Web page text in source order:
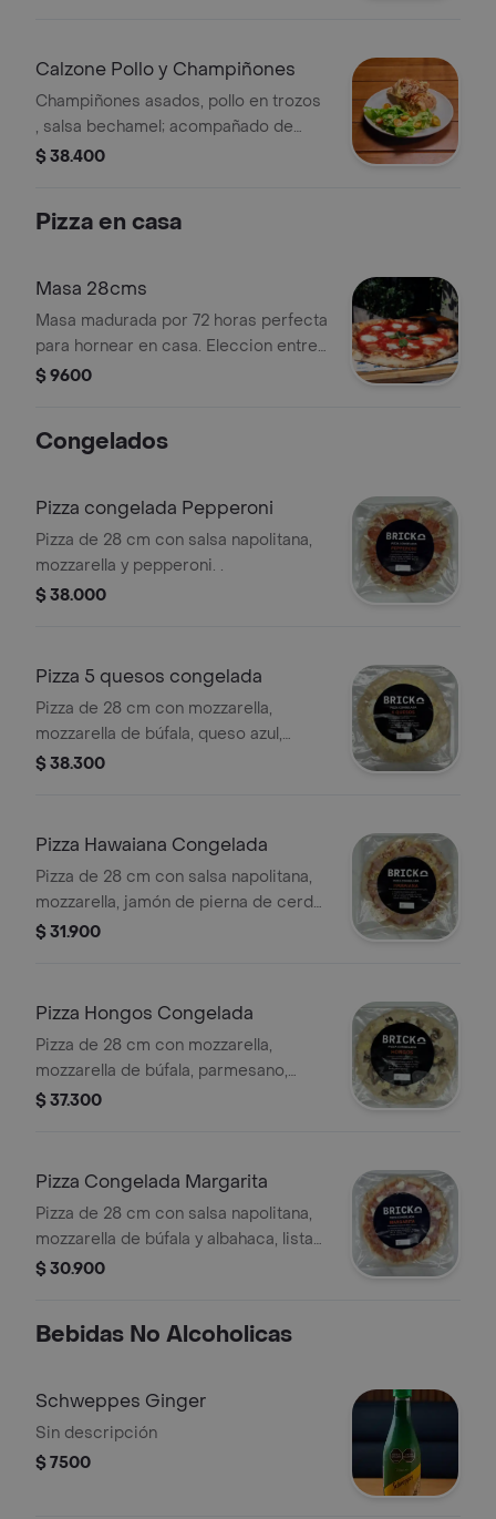
Calzone Pollo y Champiñones
Champiñones asados, pollo en trozos
, salsa bechamel; acompañado de
salsa napolitana y ensalada de la casa
$ 38.400
Pizza en casa
Masa 28cms
Masa madurada por 72 horas perfecta
para hornear en casa. Eleccion entre
cruda o precocida.
$ 9600
Congelados
Pizza congelada Pepperoni
Pizza de 28 cm con salsa napolitana,
mozzarella y pepperoni. .
$ 38.000
Pizza 5 quesos congelada
Pizza de 28 cm con mozzarella,
mozzarella de búfala, queso azul,
queso paipa y queso parmesano
$ 38.300
Pizza Hawaiana Congelada
Pizza de 28 cm con salsa napolitana,
mozzarella, jamón de pierna de cerdo
y piña..
$ 31.900
Pizza Hongos Congelada
Pizza de 28 cm con mozzarella,
mozzarella de búfala, parmesano,
orellanas, champiñones, portobello y
$ 37.300
Pizza Congelada Margarita
Pizza de 28 cm con salsa napolitana,
mozzarella de búfala y albahaca, lista
para terminar en casa.
$ 30.900
Bebidas No Alcoholicas
Schweppes Ginger
Sin descripción
$ 7500